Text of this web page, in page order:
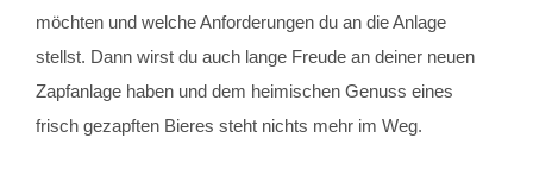
möchten und welche Anforderungen du an die Anlage
stellst. Dann wirst du auch lange Freude an deiner neuen
Zapfanlage haben und dem heimischen Genuss eines
frisch gezapften Bieres steht nichts mehr im Weg.